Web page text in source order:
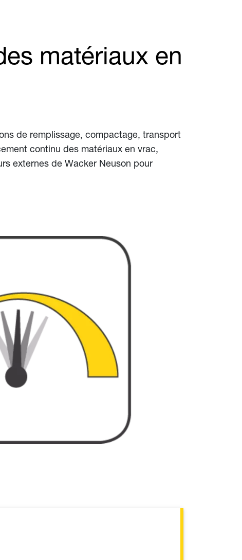
matériaux en
de remplissage, compactage, transport
continu des matériaux en vrac,
externes de Wacker Neuson pour